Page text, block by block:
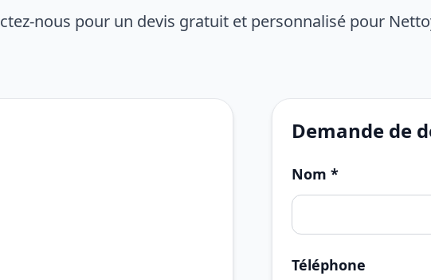
nous pour un devis gratuit et personnalisé pour
Demande de
Nom *
Téléphone